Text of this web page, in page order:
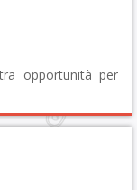
opportunità per